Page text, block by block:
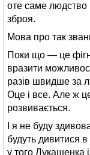
оте саме
зброя.
Мова про так
Поки що — це
вразити
разів швидше за
Оце і все. Але ж
розвивається.
І я не буду
будуть дивитися
у того Лукашенка